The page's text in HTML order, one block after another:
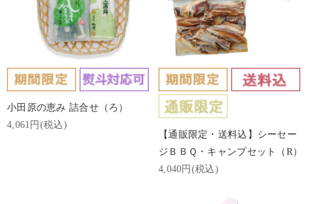
小田原の恵み 詰合せ（ろ）
4,061円(税込)
【通販限定・送料込】シーセー
ジＢＢＱ・キャンプセット（R）
4,040円(税込)